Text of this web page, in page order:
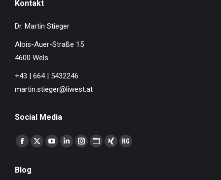
Kontakt
Dr. Martin Stieger
Alois-Auer-Straße 15
4600 Wels
+43 | 664 | 5432246
martin.stieger@liwest.at
Social Media
Finden Sie uns auf:
Facebook
opens
X
YouTubeLinkedinInstagram
Website
XINGResearchGate
Blog